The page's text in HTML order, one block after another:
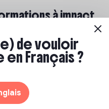
à impact
tu ne sais pas par où
on te propose une
de la transition
de vouloir
Français ?